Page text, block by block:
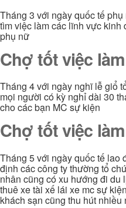
Tháng 3 với ngày quốc tế
tìm việc làm các lĩnh vực kinh
phụ nữ
Chợ tốt việc
Tháng 4 với ngày nghĩ lễ giổ
mọi người có kỳ nghỉ dài 30
cho các bạn MC sự kiện
Chợ tốt việc
Tháng 5 với ngày quốc tế lao
định các công ty thường tổ
nhân cũng có xu hướng đi
thuê xe tài xế lái xe mc sự
khách sạn cũng thu hút nhiều